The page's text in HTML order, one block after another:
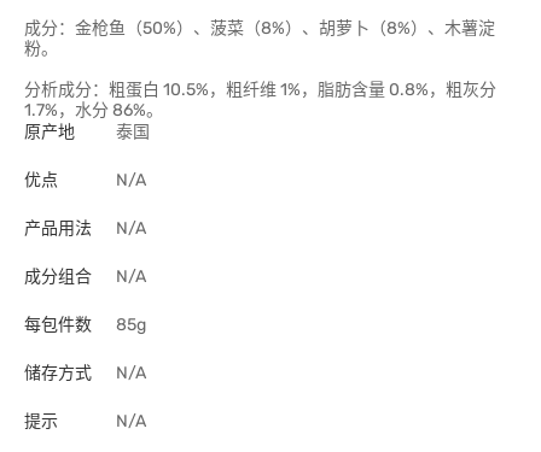
成分：金枪鱼（50%）、菠菜（8%）、胡萝卜（8%）、木薯淀
粉。
分析成分：粗蛋白 10.5%，粗纤维 1%，脂肪含量 0.8%，粗灰分
1.7%，水分 86%。
原产地
泰国
优点 N/A
产品用法 N/A
成分组合 N/A
每包件数 85g
储存方式 N/A
提示 N/A